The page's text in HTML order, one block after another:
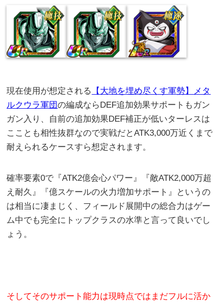
現在使用が想定される
【大地を埋め尽くす軍勢】メタ
ルクウラ軍団の編成ならDEF追加効果サポートもガン
ガン入り、自前の追加効果DEF補正が低いターレスは
こことも相性抜群なので実戦だとATK3,000万近くまで
耐えられるケースすら想定されます。
確率要素0で『ATK2億会心パワー』『敵ATK2,000万超
え耐久』『億スケールの火力増加サポート』というの
は相当に凄まじく、フィールド展開中の総合力はゲー
ム中でも完全にトップクラスの水準と言って良いでし
ょう。
そしてそのサポート能力は現時点ではまだフルに活か